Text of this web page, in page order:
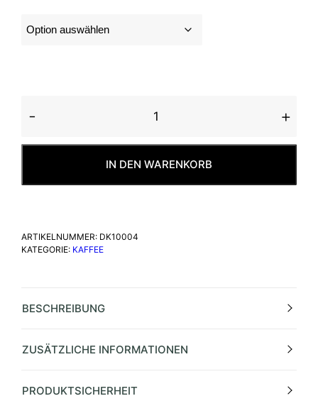
Dortmunder Hausmischung Menge
IN DEN WARENKORB
ARTIKELNUMMER: DK10004
KATEGORIE: KAFFEE
BESCHREIBUNG
ZUSÄTZLICHE INFORMATIONEN
PRODUKTSICHERHEIT